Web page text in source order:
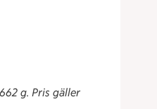
g. Pris gäller